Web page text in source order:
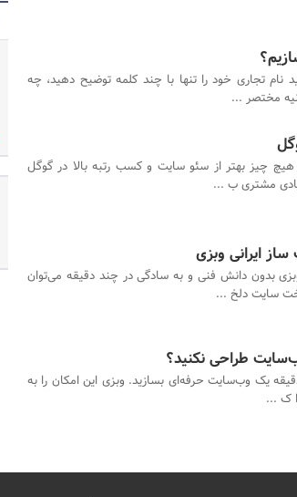
نام تجاری خود را تنها با چند کلمه توضیح دهید، چه
مختصر ...
چیز بهتر از سئو سایت و کسب رتبه بالا در گوگل
مشتری ب ...
ایرانی وبزی
وبزی بدون دانش فنی و به سادگی در چند دقیقه می‌توان
سایت دلخ ...
طراحی نکنید؟
یک وب‌سایت حرفه‌ای بسازید. وبزی این امکان را به
ک ...